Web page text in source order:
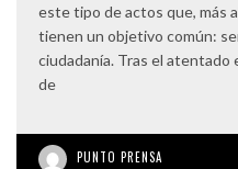
este tipo de actos que, más
tienen un objetivo común:
ciudadanía. Tras el atentado
de
PUNTO PRENSA